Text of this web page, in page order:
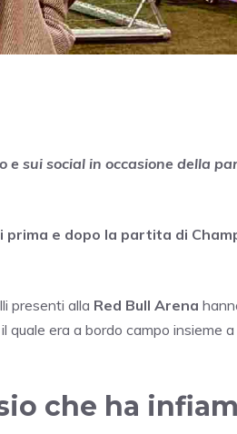
e sui social in occasione della
prima e dopo la partita di
presenti alla Red Bull Arena
, il quale era a bordo campo insieme a
che ha